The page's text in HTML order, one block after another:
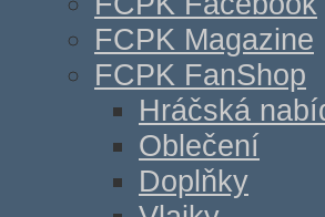
FCPK Magazine
FCPK FanShop
Hráčská
Oblečení
Doplňky